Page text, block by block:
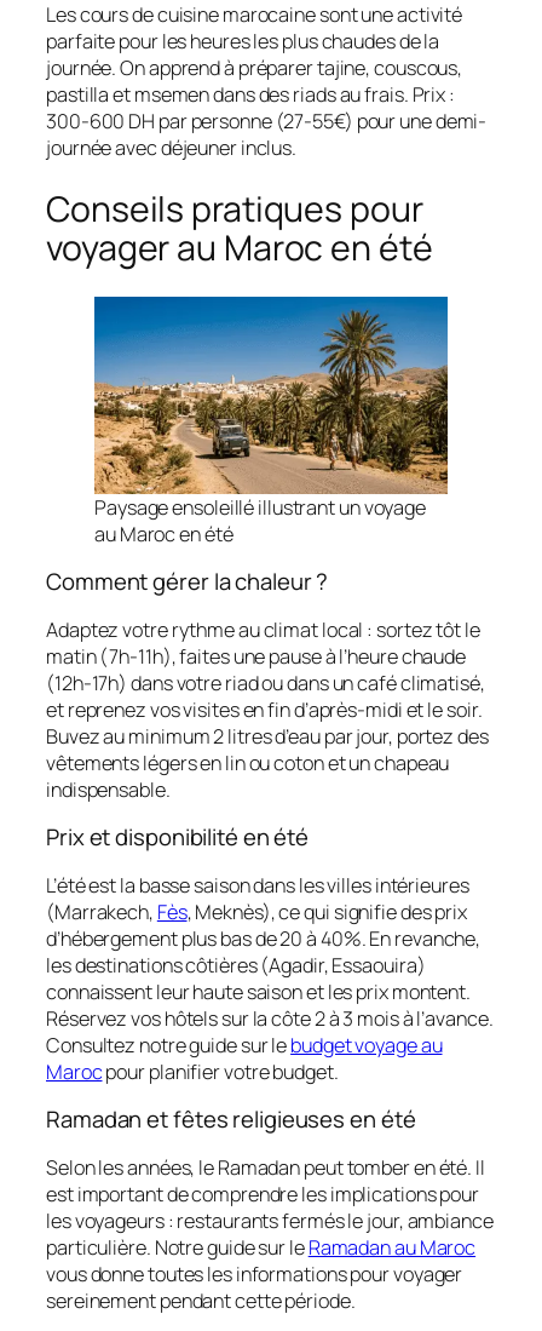
Les cours de cuisine marocaine sont une activité
parfaite pour les heures les plus chaudes de la
journée. On apprend à préparer tajine, couscous,
pastilla et msemen dans des riads au frais. Prix :
300-600 DH par personne (27-55€) pour une demi-
journée avec déjeuner inclus.
Conseils pratiques pour
voyager au Maroc en été
Paysage ensoleillé illustrant un voyage
au Maroc en été
Comment gérer la chaleur ?
Adaptez votre rythme au climat local : sortez tôt le
matin (7h-11h), faites une pause à l’heure chaude
(12h-17h) dans votre riad ou dans un café climatisé,
et reprenez vos visites en fin d’après-midi et le soir.
Buvez au minimum 2 litres d’eau par jour, portez des
vêtements légers en lin ou coton et un chapeau
indispensable.
Prix et disponibilité en été
L’été est la basse saison dans les villes intérieures
(Marrakech, Fès, Meknès), ce qui signifie des prix
d’hébergement plus bas de 20 à 40%. En revanche,
les destinations côtières (Agadir, Essaouira)
connaissent leur haute saison et les prix montent.
Réservez vos hôtels sur la côte 2 à 3 mois à l’avance.
Consultez notre guide sur lebudget voyage au
Marocpour planifier votre budget.
Ramadan et fêtes religieuses en été
Selon les années, le Ramadan peut tomber en été. Il
est important de comprendre les implications pour
les voyageurs : restaurants fermés le jour, ambiance
particulière. Notre guide sur leRamadan au Maroc
vous donne toutes les informations pour voyager
sereinement pendant cette période.